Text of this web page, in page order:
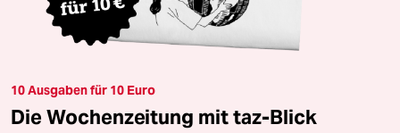
10 Ausgaben für 10 Euro
Die Wochenzeitung mit taz-Blick